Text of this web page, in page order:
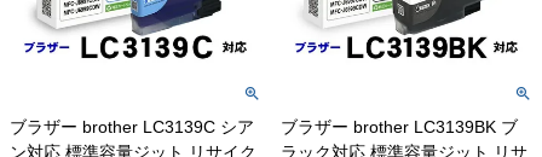
ブラザー brother LC3139C シア
ン対応 標準容量ジット リサイク
ブラザー brother LC3139BK ブ
ラック対応 標準容量ジット リサ